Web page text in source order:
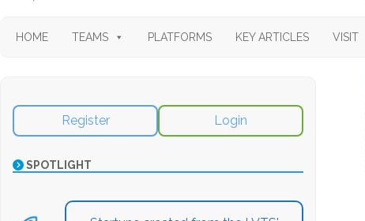
HOME TEAMS PLATFORMS KEY ARTICLES VISIT
Register Login
SPOTLIGHT